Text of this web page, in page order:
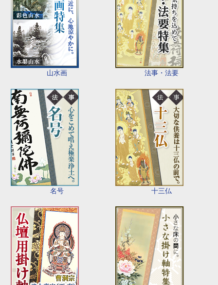
山水画 法事・法要
名号 十三仏